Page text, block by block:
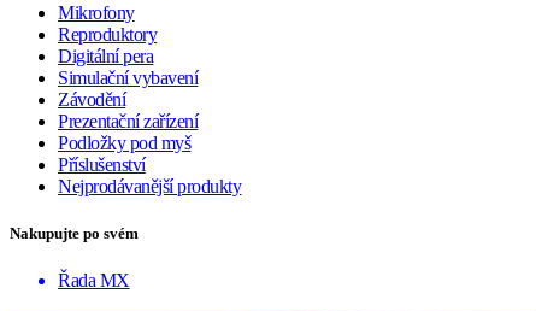
Mikrofony
Reproduktory
Digitální pera
Simulační vybavení
Závodění
Prezentační zařízení
Podložky pod myš
Příslušenství
Nejprodávanější produkty
Nakupujte po svém
Řada MX